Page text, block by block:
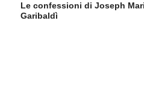
Le confessioni di Joseph
Garibaldì